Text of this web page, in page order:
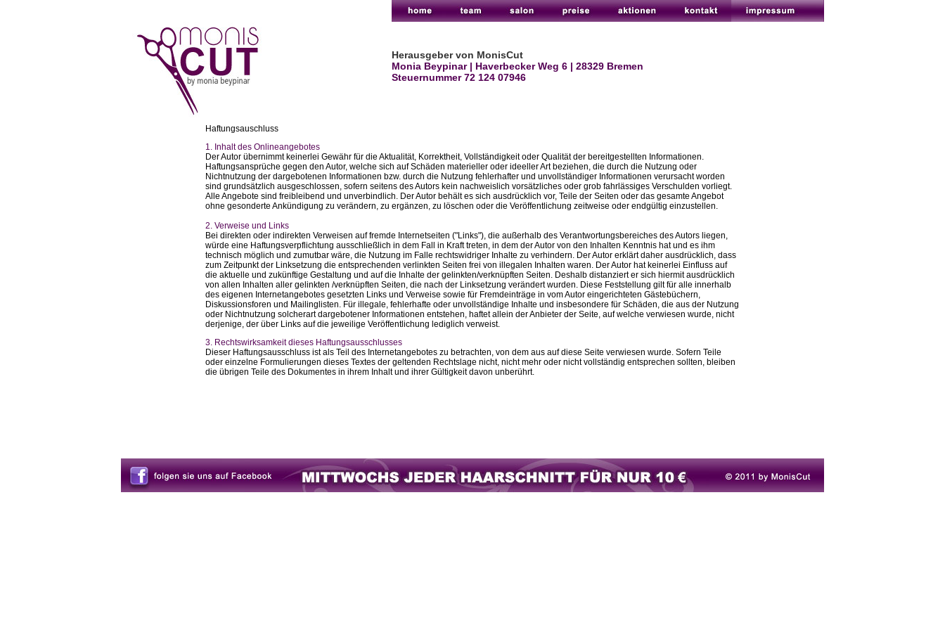
Herausgeber von MonisCut
Monia Beypinar | Haverbecker Weg 6 | 28329 Bremen
Steuernummer 72 124 07946
Haftungsauschluss
1. Inhalt des Onlineangebotes
Der Autor übernimmt keinerlei Gewähr für die Aktualität, Korrektheit, Vollständigkeit oder Qualität der bereitgestellten Informationen.
Haftungsansprüche gegen den Autor, welche sich auf Schäden materieller oder ideeller Art beziehen, die durch die Nutzung oder
Nichtnutzung der dargebotenen Informationen bzw. durch die Nutzung fehlerhafter und unvollständiger Informationen verursacht worden
sind grundsätzlich ausgeschlossen, sofern seitens des Autors kein nachweislich vorsätzliches oder grob fahrlässiges Verschulden vorliegt.
Alle Angebote sind freibleibend und unverbindlich. Der Autor behält es sich ausdrücklich vor, Teile der Seiten oder das gesamte Angebot
ohne gesonderte Ankündigung zu verändern, zu ergänzen, zu löschen oder die Veröffentlichung zeitweise oder endgültig einzustellen.
2. Verweise und Links
Bei direkten oder indirekten Verweisen auf fremde Internetseiten ("Links"), die außerhalb des Verantwortungsbereiches des Autors liegen,
würde eine Haftungsverpflichtung ausschließlich in dem Fall in Kraft treten, in dem der Autor von den Inhalten Kenntnis hat und es ihm
technisch möglich und zumutbar wäre, die Nutzung im Falle rechtswidriger Inhalte zu verhindern. Der Autor erklärt daher ausdrücklich, dass
zum Zeitpunkt der Linksetzung die entsprechenden verlinkten Seiten frei von illegalen Inhalten waren. Der Autor hat keinerlei Einfluss auf
die aktuelle und zukünftige Gestaltung und auf die Inhalte der gelinkten/verknüpften Seiten. Deshalb distanziert er sich hiermit ausdrücklich
von allen Inhalten aller gelinkten /verknüpften Seiten, die nach der Linksetzung verändert wurden. Diese Feststellung gilt für alle innerhalb
des eigenen Internetangebotes gesetzten Links und Verweise sowie für Fremdeinträge in vom Autor eingerichteten Gästebüchern,
Diskussionsforen und Mailinglisten. Für illegale, fehlerhafte oder unvollständige Inhalte und insbesondere für Schäden, die aus der Nutzung
oder Nichtnutzung solcherart dargebotener Informationen entstehen, haftet allein der Anbieter der Seite, auf welche verwiesen wurde, nicht
derjenige, der über Links auf die jeweilige Veröffentlichung lediglich verweist.
3. Rechtswirksamkeit dieses Haftungsausschlusses
Dieser Haftungsausschluss ist als Teil des Internetangebotes zu betrachten, von dem aus auf diese Seite verwiesen wurde. Sofern Teile
oder einzelne Formulierungen dieses Textes der geltenden Rechtslage nicht, nicht mehr oder nicht vollständig entsprechen sollten, bleiben
die übrigen Teile des Dokumentes in ihrem Inhalt und ihrer Gültigkeit davon unberührt.